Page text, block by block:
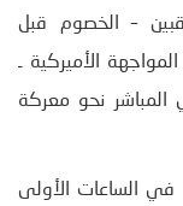
– الخصوم قبل
الأميركية ـ
المباشر نحو معركة
في الساعات الأولى